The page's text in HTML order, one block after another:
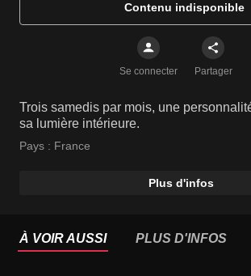
Contenu indisponible
Se connecter Partager
Trois samedis par mois, une
sa lumière intérieure.
Pays : France
Plus d'infos
À VOIR AUSSI PLUS D'INFOS